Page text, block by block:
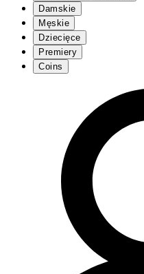
Damskie
Męskie
Dziecięce
Premiery
Coins